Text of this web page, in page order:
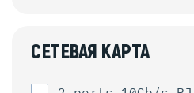
СЕТЕВАЯ КАРТА